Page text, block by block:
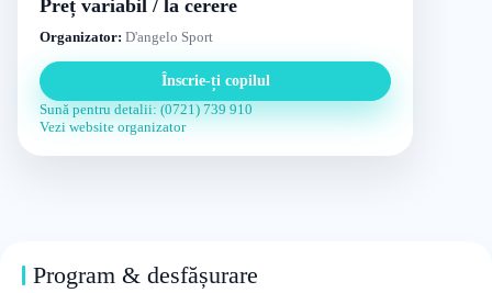
Preț variabil / la cerere
Organizator: D'angelo Sport
Înscrie-ți copilul
Sună pentru detalii: (0721) 739 910
Vezi website organizator
Program & desfășurare